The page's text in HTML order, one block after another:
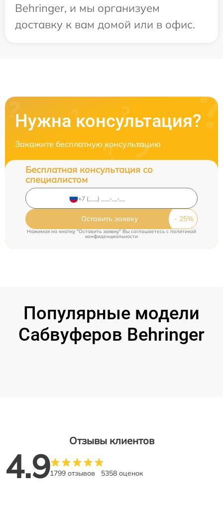
Behringer, и мы организуем
доставку к вам домой или в офис.
Нужна консультация?
Закажите бесплатную консультацию
Бесплатная консультация со
специалистом
Оставить заявку
Нажимая на кнопку "Оставить заявку" Вы соглашаетесь c политикой
конфиденциальности
Популярные модели
Сабвуферов Behringer
Отзывы клиентов
4.91799 отзывов 5358 оценок